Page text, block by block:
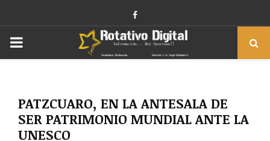
Facebook
PRIMARY
PATZCUARO, EN LA ANTESALA DE
SER PATRIMONIO MUNDIAL ANTE LA
UNESCO